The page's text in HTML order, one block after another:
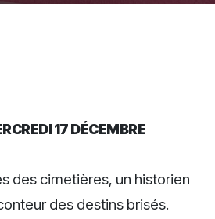
17 DÉCEMBRE
des cimetières, un historien
des destins brisés.